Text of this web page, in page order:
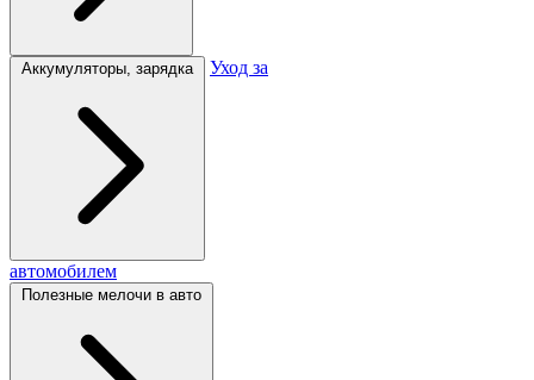
Аккумуляторы, зарядка Уход за
автомобилем
Полезные мелочи в авто